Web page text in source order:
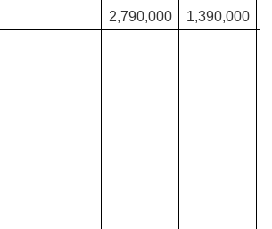
2,790,000 1,390,000